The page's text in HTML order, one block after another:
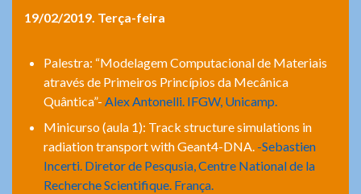
19/02/2019. Terça-feira
Palestra: “Modelagem Computacional de Materiais
através de Primeiros Princípios da Mecânica
Quântica”- Alex Antonelli. IFGW, Unicamp.
Minicurso (aula 1): Track structure simulations in
radiation transport with Geant4-DNA. -Sebastien
Incerti. Diretor de Pesqusia, Centre National de la
Recherche Scientifique. França.